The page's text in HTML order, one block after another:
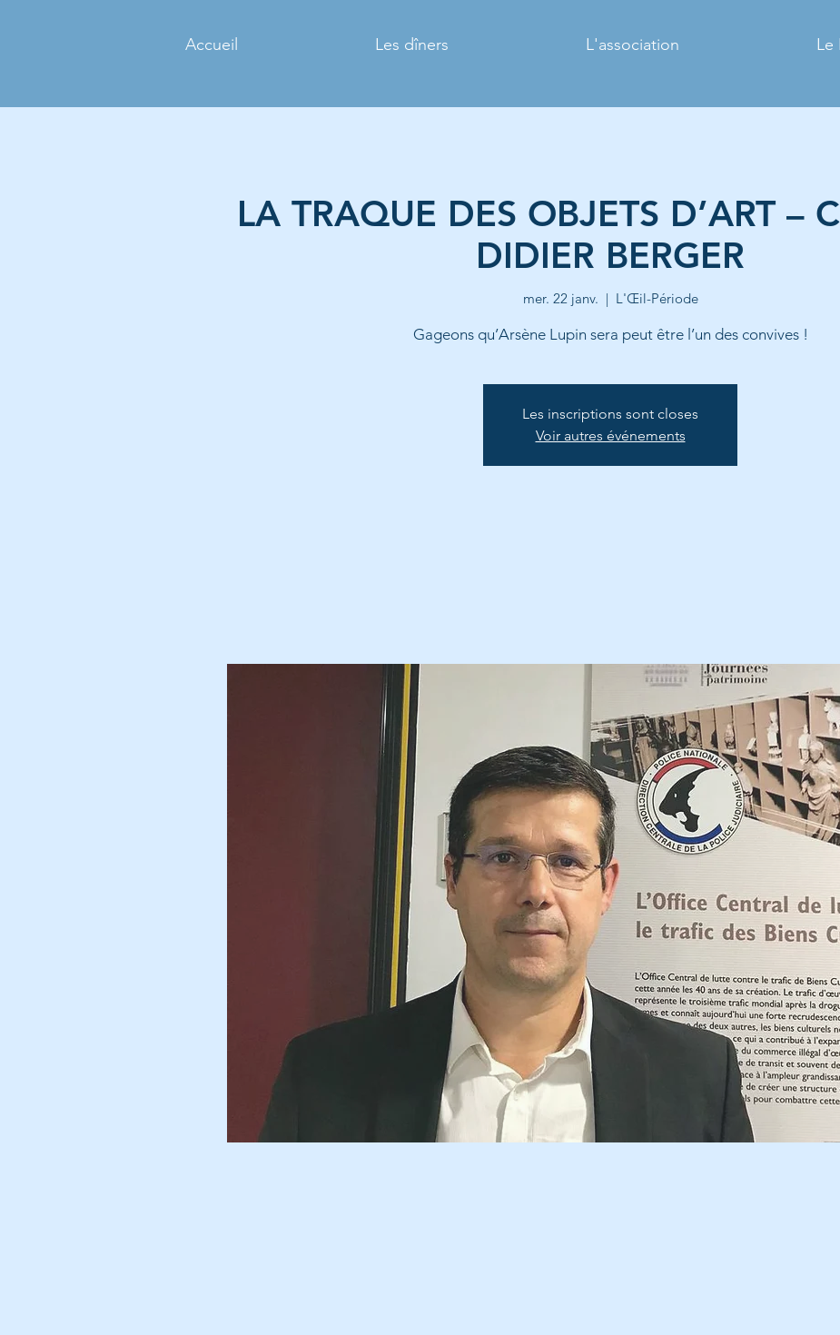
Accueil Les dîners L'association Le
LA TRAQUE DES OBJETS D’ART –
DIDIER BERGER
mer. 22 janv.
  |
L'Œil-Période
Gageons qu’Arsène Lupin sera peut être l’un des convives !
Les inscriptions sont closes
Voir autres événements